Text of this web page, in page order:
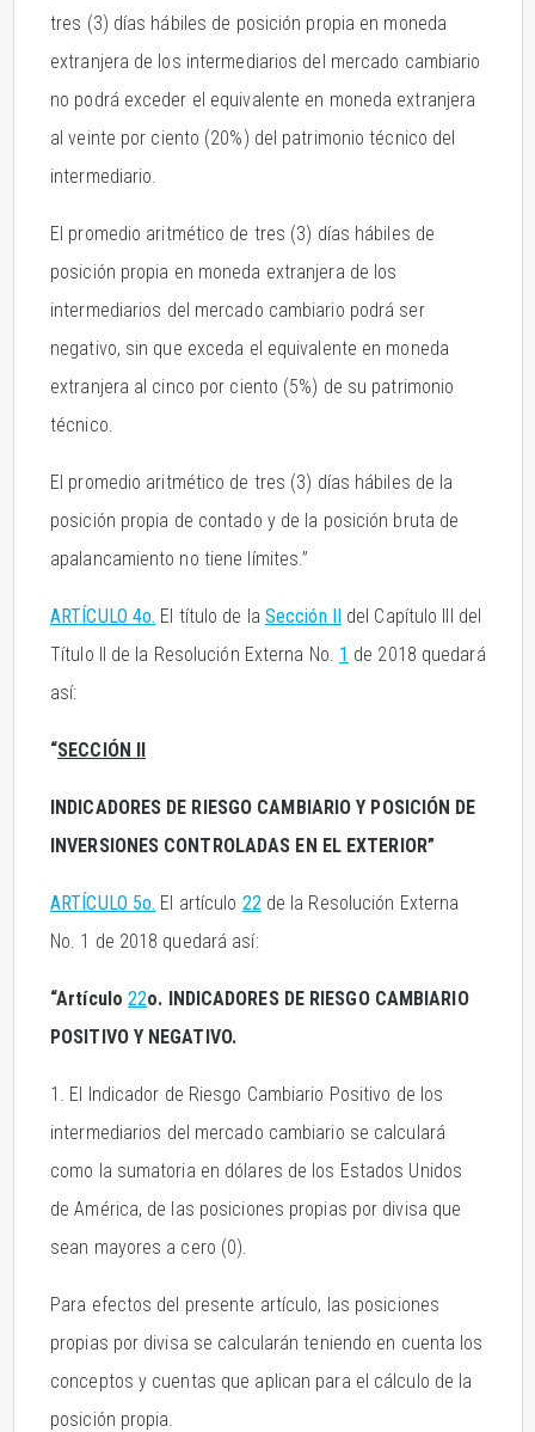
tres (3) días hábiles de posición propia en moneda
extranjera de los intermediarios del mercado cambiario
no podrá exceder el equivalente en moneda extranjera
al veinte por ciento (20%) del patrimonio técnico del
intermediario.
El promedio aritmético de tres (3) días hábiles de
posición propia en moneda extranjera de los
intermediarios del mercado cambiario podrá ser
negativo, sin que exceda el equivalente en moneda
extranjera al cinco por ciento (5%) de su patrimonio
técnico.
El promedio aritmético de tres (3) días hábiles de la
posición propia de contado y de la posición bruta de
apalancamiento no tiene límites.”
ARTÍCULO 4o. El título de la Sección IIdel Capítulo III del
Título II de la Resolución Externa No. 1 de 2018 quedará
así:
“SECCIÓN II
INDICADORES DE RIESGO CAMBIARIO Y POSICIÓN DE
INVERSIONES CONTROLADAS EN EL EXTERIOR”
ARTÍCULO 5o. El artículo 22de la Resolución Externa
No. 1 de 2018 quedará así:
“Artículo 22o. INDICADORES DE RIESGO CAMBIARIO
POSITIVO Y NEGATIVO.
1. El Indicador de Riesgo Cambiario Positivo de los
intermediarios del mercado cambiario se calculará
como la sumatoria en dólares de los Estados Unidos
de América, de las posiciones propias por divisa que
sean mayores a cero (0).
Para efectos del presente artículo, las posiciones
propias por divisa se calcularán teniendo en cuenta los
conceptos y cuentas que aplican para el cálculo de la
posición propia.